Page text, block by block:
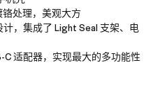
铬处理，美观大方
计，集成了 Light Seal 支架、电
C 适配器，实现最大的多功能性